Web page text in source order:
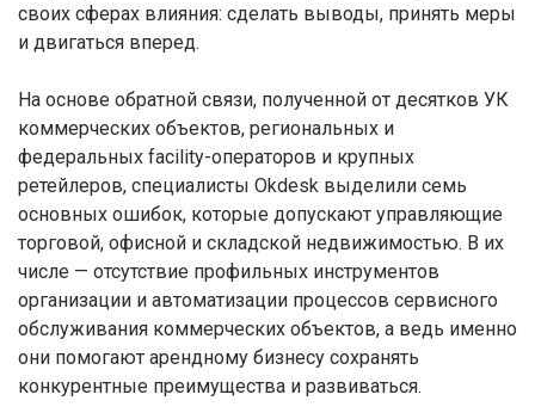
своих сферах влияния: сделать выводы, принять меры
и двигаться вперед.
На основе обратной связи, полученной от десятков УК
коммерческих объектов, региональных и
федеральных facility-операторов и крупных
ретейлеров, специалисты Okdesk выделили семь
основных ошибок, которые допускают управляющие
торговой, офисной и складской недвижимостью. В их
числе — отсутствие профильных инструментов
организации и автоматизации процессов сервисного
обслуживания коммерческих объектов, а ведь именно
они помогают арендному бизнесу сохранять
конкурентные преимущества и развиваться.